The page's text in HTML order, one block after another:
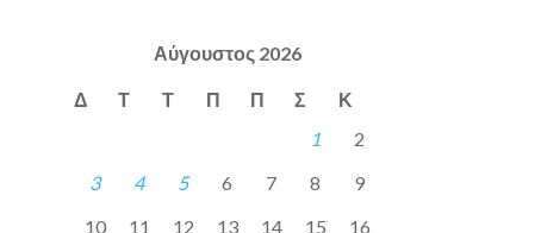
Αύγουστος 2026
Δ Τ Τ Π Π Σ Κ
1
2
3
4 5 6 7 8
9
10
11 12 13 14 15
16